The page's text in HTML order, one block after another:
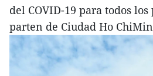
del COVID-19 para todos los
parten de Ciudad Ho